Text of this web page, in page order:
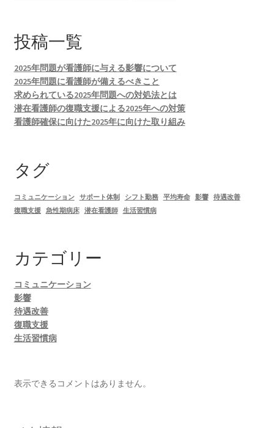
投稿一覧
2025年問題が看護師に与える影響について
2025年問題に看護師が備えるべきこと
求められている2025年問題への対処法とは
潜在看護師の復職支援による2025年への対策
看護師確保に向けた2025年に向けた取り組み
タグ
コミュニケーション サポート体制 シフト勤務 平均寿命 影響
待遇改善
復職支援
急性期病床 潜在看護師 生活習慣病
カテゴリー
コミュニケーション
影響
待遇改善
復職支援
生活習慣病
表示できるコメントはありません。